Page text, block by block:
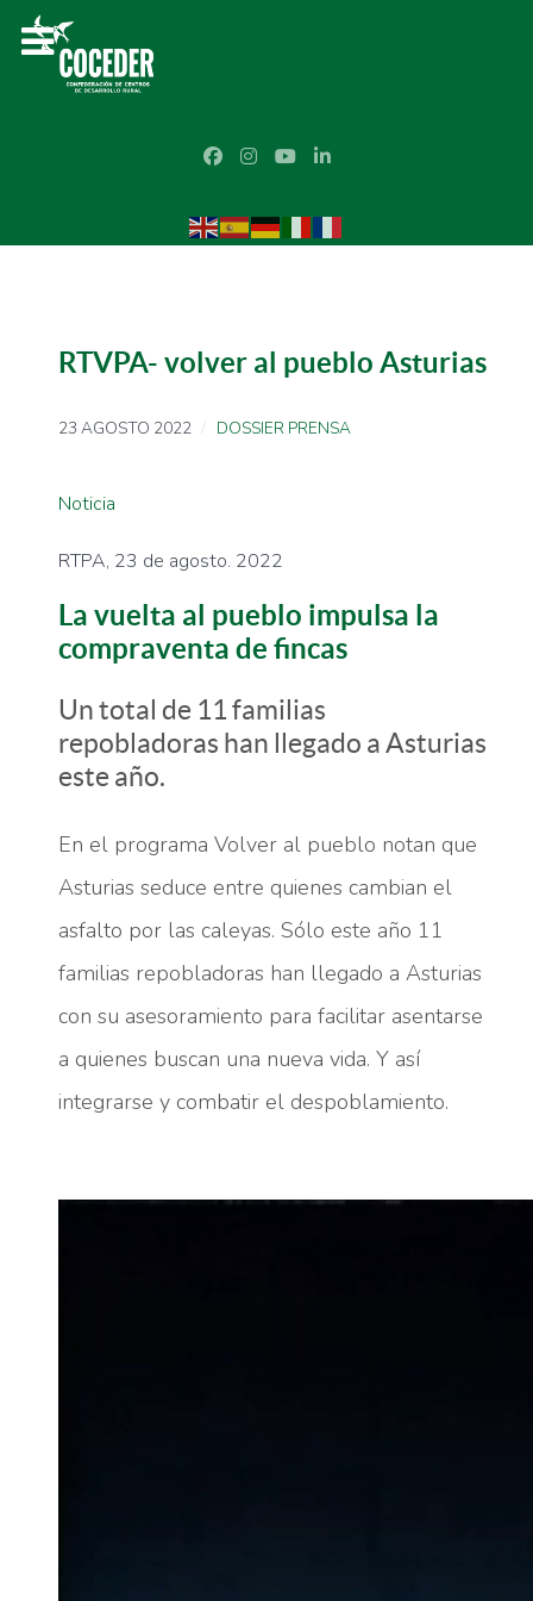
RTVPA- volver al pueblo Asturias
23 AGOSTO 2022 DOSSIER PRENSA
Noticia
RTPA, 23 de agosto. 2022
La vuelta al pueblo impulsa la
compraventa de fincas
Un total de 11 familias
repobladoras han llegado a Asturias
este año.
En el programa Volver al pueblo notan que
Asturias seduce entre quienes cambian el
asfalto por las caleyas. Sólo este año 11
familias repobladoras han llegado a Asturias
con su asesoramiento para facilitar asentarse
a quienes buscan una nueva vida. Y así
integrarse y combatir el despoblamiento.